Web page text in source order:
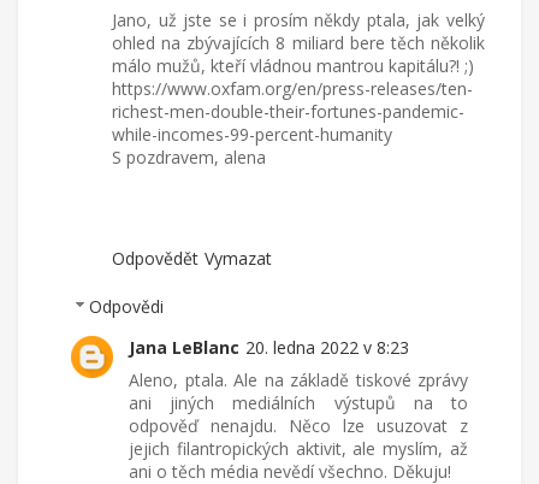
Jano, už jste se i prosím někdy ptala, jak velký
ohled na zbývajících 8 miliard bere těch několik
málo mužů, kteří vládnou mantrou kapitálu?! ;)
https://www.oxfam.org/en/press-releases/ten-
richest-men-double-their-fortunes-pandemic-
while-incomes-99-percent-humanity
S pozdravem, alena
Odpovědět Vymazat
Odpovědi
Jana LeBlanc 20. ledna 2022 v 8:23
Aleno, ptala. Ale na základě tiskové zprávy
ani jiných mediálních výstupů na to
odpověď nenajdu. Něco lze usuzovat z
jejich filantropických aktivit, ale myslím, až
ani o těch média nevědí všechno. Děkuju!